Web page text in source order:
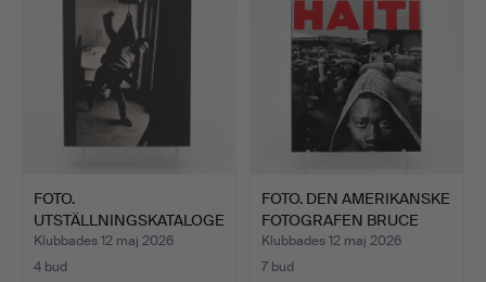
FOTO.
UTSTÄLLNINGSKATALOGE
N "PROVOKE: BETW…
Klubbades 12 maj 2026
4 bud
FOTO. DEN AMERIKANSKE
FOTOGRAFEN BRUCE
GIL…
Klubbades 12 maj 2026
7 bud